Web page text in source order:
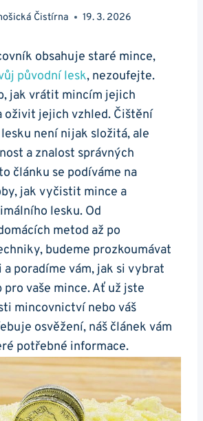
Čistírna 19. 3. 2026
⁤obsahuje staré mince,
původní⁤ lesk, nezoufejte.
jak vrátit mincím jejich
oživit​ jejich⁢ vzhled. Čištění
není ⁢nijak složitá, ale
a znalost správných
článku se podíváme na
jak vyčistit​ mince⁢ a
lesku. Od
metod‌ až po
budeme prozkoumávat‍
poradíme⁢ vám, jak ‌si vybrat
vaše mince. Ať už jste
mincovnictví nebo váš
osvěžení, náš článek ​vám
​potřebné informace.